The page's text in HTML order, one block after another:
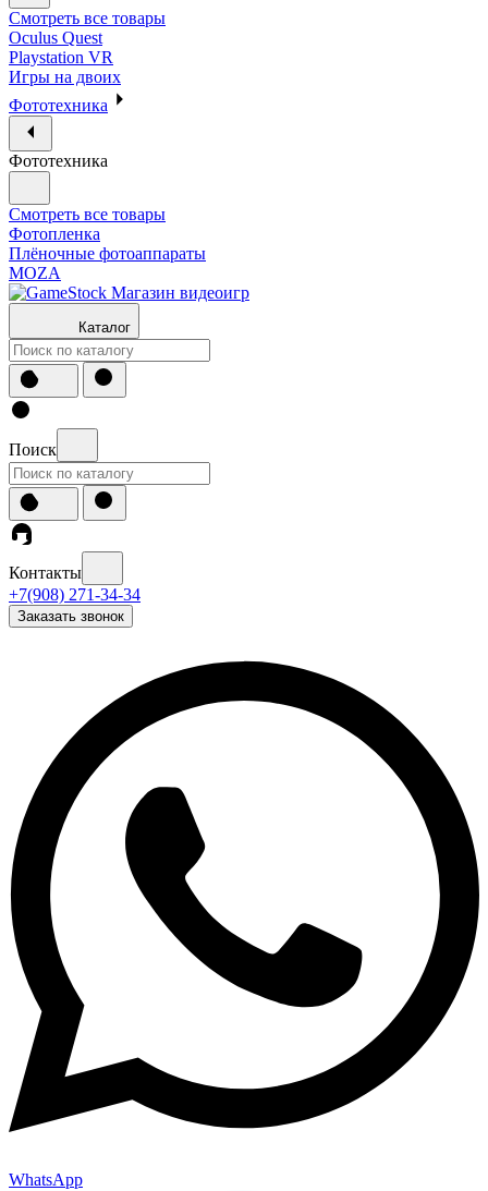
Смотреть все товары
Oculus Quest
Playstation VR
Игры на двоих
Фототехника
Фототехника
Смотреть все товары
Фотопленка
Плёночные фотоаппараты
MOZA
Каталог
Поиск
Контакты
+7(908) 271-34-34
Заказать звонок
WhatsApp